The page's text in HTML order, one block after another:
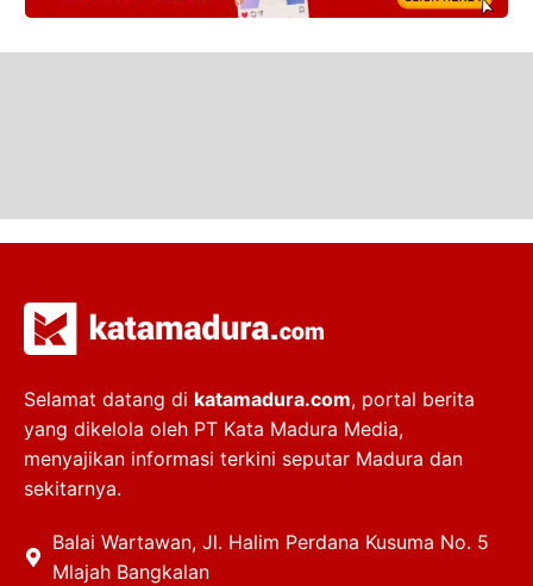
Selamat datang di katamadura.com, portal berita
yang dikelola oleh PT Kata Madura Media,
menyajikan informasi terkini seputar Madura dan
sekitarnya.
Balai Wartawan, Jl. Halim Perdana Kusuma No. 5
Mlajah Bangkalan